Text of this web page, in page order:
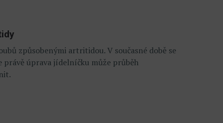
způsobenými artritidou. V současné době se
úprava jídelníčku může průběh